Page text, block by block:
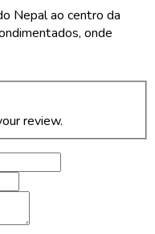
Nepal ao centro da
onde
review.